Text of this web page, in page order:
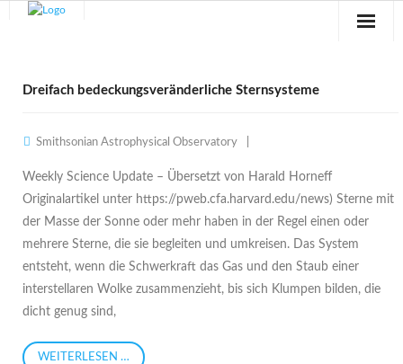
Verein
Blog
Galerie
Anfahrt
Kontakt
Dreifach bedeckungsveränderliche Sternsysteme
Smithsonian Astrophysical Observatory
Weekly Science Update – Übersetzt von Harald Horneff
Originalartikel unter https://pweb.cfa.harvard.edu/news) Sterne mit
der Masse der Sonne oder mehr haben in der Regel einen oder
mehrere Sterne, die sie begleiten und umkreisen. Das System
entsteht, wenn die Schwerkraft das Gas und den Staub einer
interstellaren Wolke zusammenzieht, bis sich Klumpen bilden, die
dicht genug sind,
WEITERLESEN …